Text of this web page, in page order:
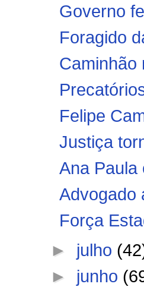
Governo
Foragido
Caminhão
Felipe
Justiça
Ana Paula
Advogado
Força
► julho
► junho